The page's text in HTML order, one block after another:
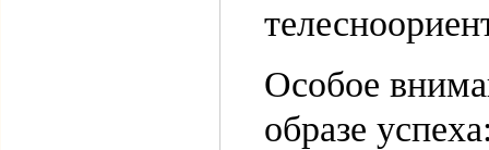
Особое
образе